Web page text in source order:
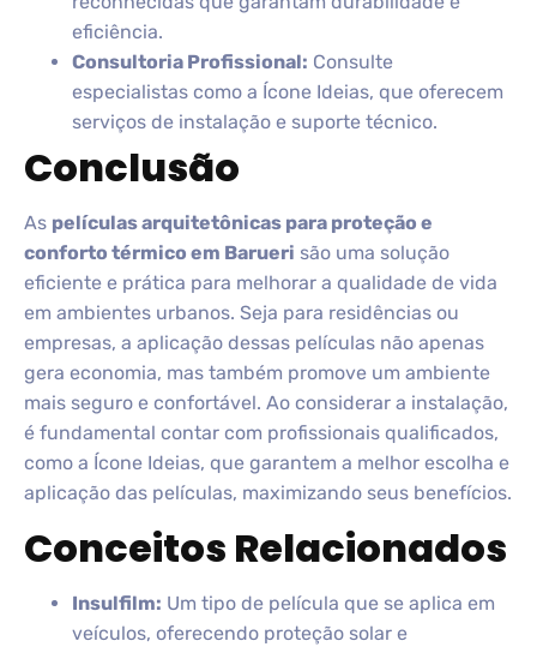
eficiência.
Consultoria Profissional: Consulte
especialistas como a Ícone Ideias, que oferecem
serviços de instalação e suporte técnico.
Conclusão
As películas arquitetônicas para proteção e
conforto térmico em Barueri são uma solução
eficiente e prática para melhorar a qualidade de vida
em ambientes urbanos. Seja para residências ou
empresas, a aplicação dessas películas não apenas
gera economia, mas também promove um ambiente
mais seguro e confortável. Ao considerar a instalação,
é fundamental contar com profissionais qualificados,
como a Ícone Ideias, que garantem a melhor escolha e
aplicação das películas, maximizando seus benefícios.
Conceitos Relacionados
Insulfilm: Um tipo de película que se aplica em
veículos, oferecendo proteção solar e